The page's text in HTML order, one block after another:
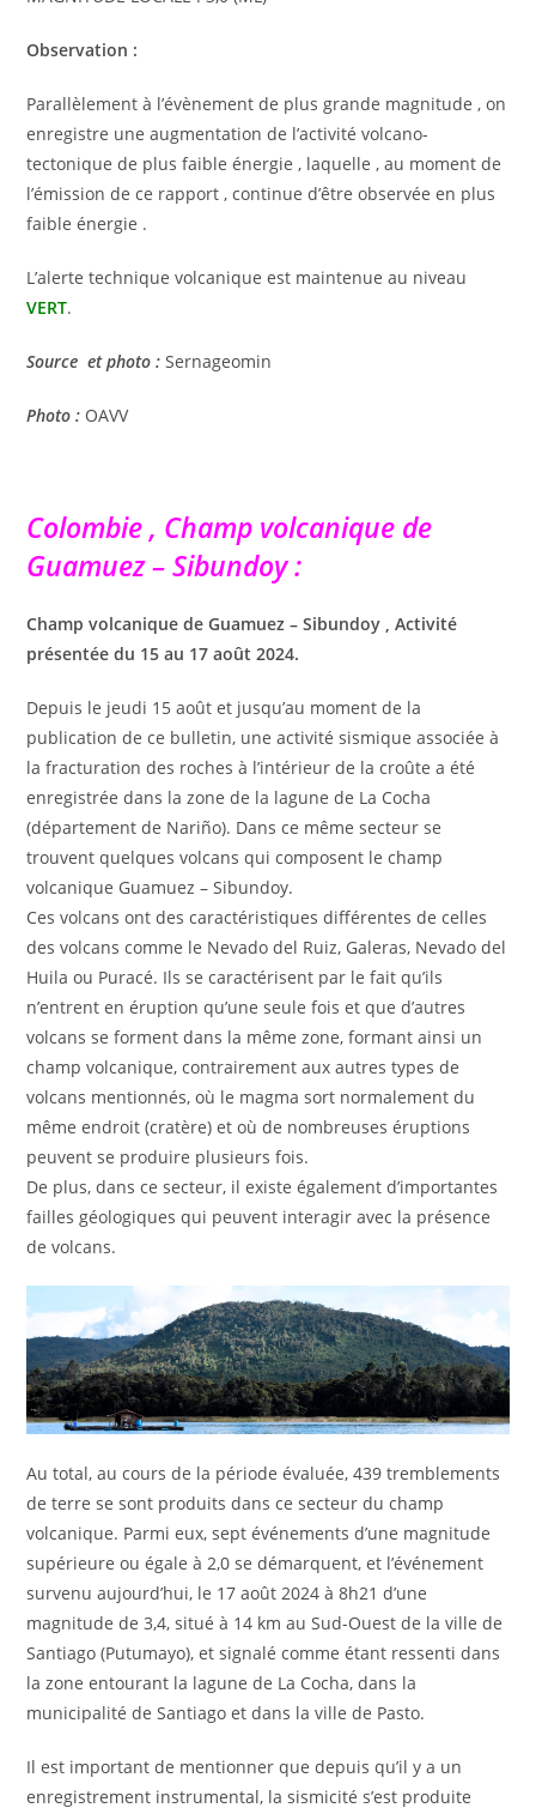
Observation :
Parallèlement à l’évènement de plus grande magnitude , on
enregistre une augmentation de l’activité volcano-
tectonique de plus faible énergie , laquelle , au moment de
l’émission de ce rapport , continue d’être observée en plus
faible énergie .
L’alerte technique volcanique est maintenue au niveau
VERT.
Source et photo : Sernageomin
Photo : OAVV
Colombie , Champ volcanique de
Guamuez – Sibundoy :
Champ volcanique de Guamuez – Sibundoy , Activité
présentée du 15 au 17 août 2024.
Depuis le jeudi 15 août et jusqu’au moment de la
publication de ce bulletin, une activité sismique associée à
la fracturation des roches à l’intérieur de la croûte a été
enregistrée dans la zone de la lagune de La Cocha
(département de Nariño). Dans ce même secteur se
trouvent quelques volcans qui composent le champ
volcanique Guamuez – Sibundoy.
Ces volcans ont des caractéristiques différentes de celles
des volcans comme le Nevado del Ruiz, Galeras, Nevado del
Huila ou Puracé. Ils se caractérisent par le fait qu’ils
n’entrent en éruption qu’une seule fois et que d’autres
volcans se forment dans la même zone, formant ainsi un
champ volcanique, contrairement aux autres types de
volcans mentionnés, où le magma sort normalement du
même endroit (cratère) et où de nombreuses éruptions
peuvent se produire plusieurs fois.
De plus, dans ce secteur, il existe également d’importantes
failles géologiques qui peuvent interagir avec la présence
de volcans.
Au total, au cours de la période évaluée, 439 tremblements
de terre se sont produits dans ce secteur du champ
volcanique. Parmi eux, sept événements d’une magnitude
supérieure ou égale à 2,0 se démarquent, et l’événement
survenu aujourd’hui, le 17 août 2024 à 8h21 d’une
magnitude de 3,4, situé à 14 km au Sud-Ouest de la ville de
Santiago (Putumayo), et signalé comme étant ressenti dans
la zone entourant la lagune de La Cocha, dans la
municipalité de Santiago et dans la ville de Pasto.
Il est important de mentionner que depuis qu’il y a un
enregistrement instrumental, la sismicité s’est produite